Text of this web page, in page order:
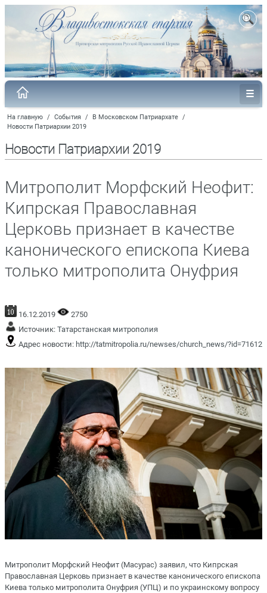
На главную / События / В Московском Патриархате /
Новости Патриархии 2019
Новости Патриархии 2019
Митрополит Морфский Неофит:
Кипрская Православная
Церковь признает в качестве
канонического епископа Киева
только митрополита Онуфрия
16.12.2019
2750
Источник: Татарстанская митрополия
Адрес новости: http://tatmitropolia.ru/newses/church_news/?id=71612
Митрополит Морфский Неофит (Масурас) заявил, что Кипрская
Православная Церковь признает в качестве канонического епископа
Киева только митрополита Онуфрия (УПЦ) и по украинскому вопросу